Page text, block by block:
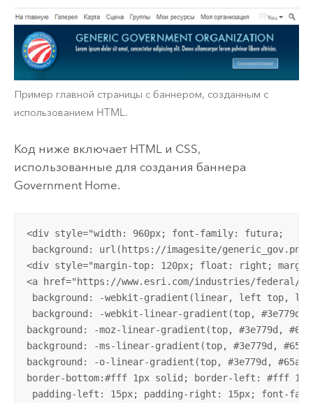
Пример главной страницы с баннером, созданным с
использованием HTML.
Код ниже включает HTML и CSS,
использованные для создания баннера
Government Home.
<div style="width: 960px; font-family: futura;
background: url(https://imagesite/
<div style="margin-top: 120px; float: right;
<a href="https://www.esri.com/industries/federal/
background: -webkit-gradient(linear, left top, left
background: -webkit-linear-gradient(top, #3e779d,
background: -moz-linear-gradient(top, #3e779d,
background: -ms-linear-gradient(top, #3e779d,
background: -o-linear-gradient(top, #3e779d,
border-bottom:#fff 1px solid; border-left: #fff 1px
padding-left: 15px; padding-right: 15px; font-